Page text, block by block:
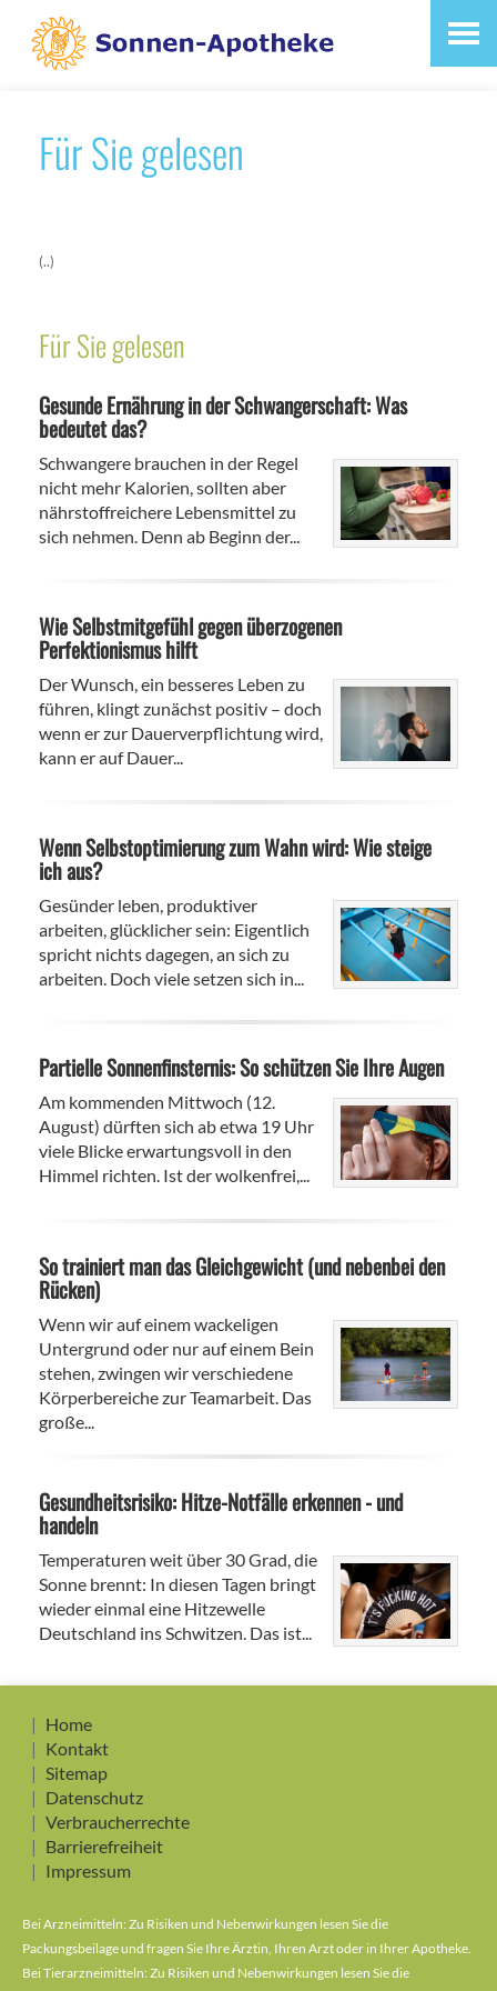
Für Sie gelesen
(..)
Für Sie gelesen
Gesunde Ernährung in der Schwangerschaft: Was
bedeutet das?
Schwangere brauchen in der Regel
nicht mehr Kalorien, sollten aber
nährstoffreichere Lebensmittel zu
sich nehmen. Denn ab Beginn der...
Wie Selbstmitgefühl gegen überzogenen
Perfektionismus hilft
Der Wunsch, ein besseres Leben zu
führen, klingt zunächst positiv – doch
wenn er zur Dauerverpflichtung wird,
kann er auf Dauer...
Wenn Selbstoptimierung zum Wahn wird: Wie steige
ich aus?
Gesünder leben, produktiver
arbeiten, glücklicher sein: Eigentlich
spricht nichts dagegen, an sich zu
arbeiten. Doch viele setzen sich in...
Partielle Sonnenfinsternis: So schützen Sie Ihre Augen
Am kommenden Mittwoch (12.
August) dürften sich ab etwa 19 Uhr
viele Blicke erwartungsvoll in den
Himmel richten. Ist der wolkenfrei,...
So trainiert man das Gleichgewicht (und nebenbei den
Rücken)
Wenn wir auf einem wackeligen
Untergrund oder nur auf einem Bein
stehen, zwingen wir verschiedene
Körperbereiche zur Teamarbeit. Das
große...
Gesundheitsrisiko: Hitze-Notfälle erkennen - und
handeln
Temperaturen weit über 30 Grad, die
Sonne brennt: In diesen Tagen bringt
wieder einmal eine Hitzewelle
Deutschland ins Schwitzen. Das ist...
Home
Kontakt
Sitemap
Datenschutz
Verbraucherrechte
Barrierefreiheit
Impressum
Bei Arzneimitteln: Zu Risiken und Nebenwirkungen lesen Sie die
Packungsbeilage und fragen Sie Ihre Ärztin, Ihren Arzt oder in Ihrer Apotheke.
Bei Tierarzneimitteln: Zu Risiken und Nebenwirkungen lesen Sie die